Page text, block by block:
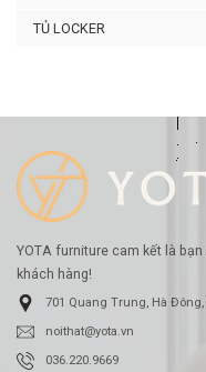
TỦ LOCKER
YOTA furniture cam kết là
khách hàng!
701 Quang Trung, Hà Đông,
noithat@yota.vn
036.220.9669